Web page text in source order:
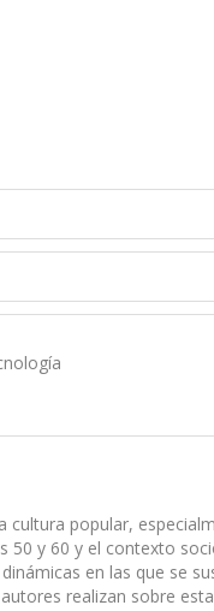
popular,
y 60 y el contexto
en las que se
realizan sobre